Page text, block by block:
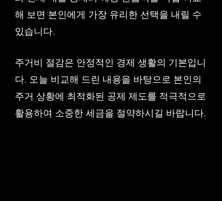
해 보면 본인에게 가장 유리한 선택을 내릴 수
있습니다.
주거비 절감은 안정적인 경제 생활의 기본입니
다. 오늘 비교해 드린 내용을 바탕으로 본인의
주거 상황에 최적화된 공제 제도를 적극적으로
활용하여 소중한 세금을 절약하시길 바랍니다.